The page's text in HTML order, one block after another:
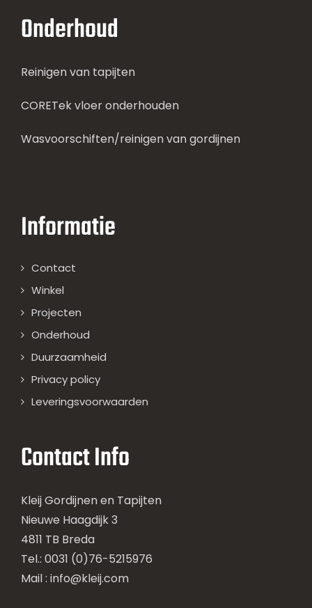
Onderhoud
Reinigen van tapijten
CORETek vloer onderhouden
Wasvoorschiften/reinigen van gordijnen
Informatie
Contact
Winkel
Projecten
Onderhoud
Duurzaamheid
Privacy policy
Leveringsvoorwaarden
Contact Info
Kleij Gordijnen en Tapijten
Nieuwe Haagdijk 3
4811 TB Breda
Tel.: 0031 (0)76-5215976
Mail : info@kleij.com